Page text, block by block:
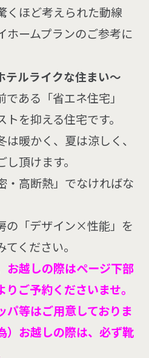
くほど考えられた動線
ホームプランのご参考に
テルライクな住まい～
ある「省エネ住宅」
を抑える住宅です。
暖かく、夏は涼しく、
頂けます。
・高断熱」でなければな
の「デザイン×性能」を
ください。
越しの際はページ下部
ご予約くださいませ。
等はご用意しておりま
お越しの際は、必ず靴